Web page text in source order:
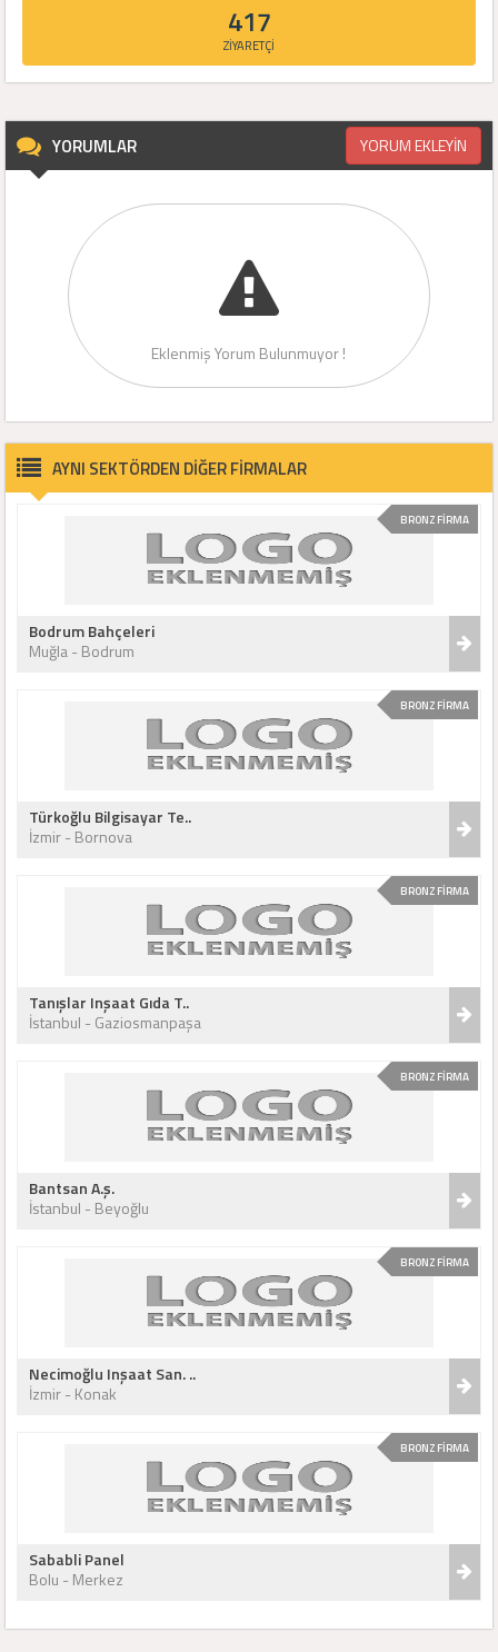
417
ZİYARETÇİ
YORUMLAR YORUM EKLEYİN
Eklenmiş Yorum Bulunmuyor !
AYNI SEKTÖRDEN DİĞER FİRMALAR
BRONZ FİRMA
Bodrum Bahçeleri
Muğla - Bodrum
BRONZ FİRMA
Türkoğlu Bilgisayar Te..
İzmir - Bornova
BRONZ FİRMA
Tanışlar Inşaat Gıda T..
İstanbul - Gaziosmanpaşa
BRONZ FİRMA
Bantsan A.ş.
İstanbul - Beyoğlu
BRONZ FİRMA
Necimoğlu Inşaat San. ..
İzmir - Konak
BRONZ FİRMA
Sababli Panel
Bolu - Merkez